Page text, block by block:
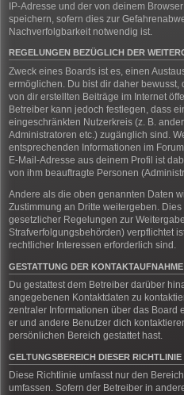
IP-Adresse und der von deinem
speichern, sofern dies zur
Nachverfolgbarkeit notwendig ist.
REGELUNGEN BEZÜGLICH DER
Zweck eines Boards ist es, einen
ermöglichen. Du bist dir daher
von dir erstellten Beiträge im Internet
Betreiber kann jedoch festlegen, dass
eingeschränkten Nutzerkreis (z. B.
Administratoren etc.) zugänglich sind.
entsprechenden Informationen im
E-Mail-Adresse aus deinem Profil ist
von ihm beauftragte Personen
Andere als die oben genannten Daten
Zustimmung an Dritte weitergeben.
gesetzlicher Regelungen zur
Strafverfolgungsbehörden) verpflichtet
rechtlicher Interessen erforderlich sind.
GESTATTUNG DER KONTAKTAUFNAHME
Du gestattest dem Betreiber darüber
angegebenen Kontaktdaten zu
zentraler Informationen über das Board
er und andere Benutzer dich
persönlichen Bereich gestattet hast.
GELTUNGSBEREICH DIESER RICHTLINIE
Diese Richtlinie umfasst nur den
umfassen. Sofern der Betreiber in